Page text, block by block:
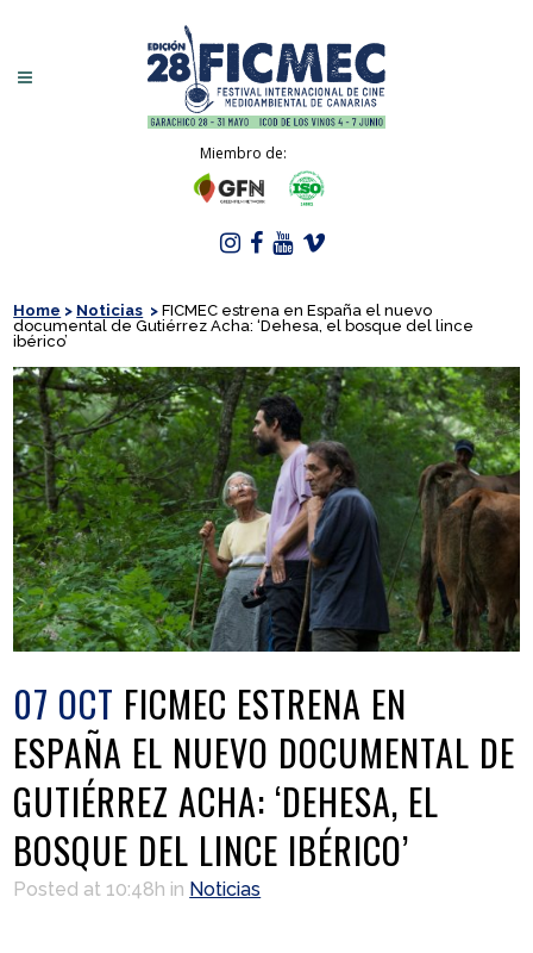
Miembro de:
Home > Noticias >FICMEC estrena en España el nuevo
documental de Gutiérrez Acha: ‘Dehesa, el bosque del lince
ibérico’
07 OCT FICMEC ESTRENA EN
ESPAÑA EL NUEVO DOCUMENTAL DE
GUTIÉRREZ ACHA: ‘DEHESA, EL
BOSQUE DEL LINCE IBÉRICO’
Posted at 10:48h in Noticias